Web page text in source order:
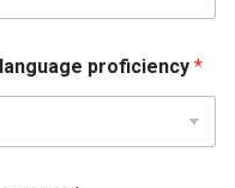
proficiency *